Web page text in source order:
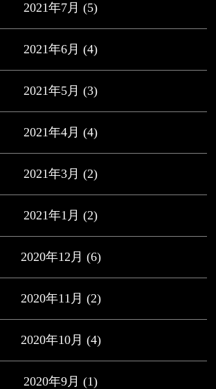
2021年7月 (5)
2021年6月 (4)
2021年5月 (3)
2021年4月 (4)
2021年3月 (2)
2021年1月 (2)
2020年12月 (6)
2020年11月 (2)
2020年10月 (4)
2020年9月 (1)